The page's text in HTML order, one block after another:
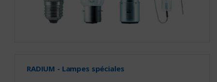
RADIUM - Lampes spéciales